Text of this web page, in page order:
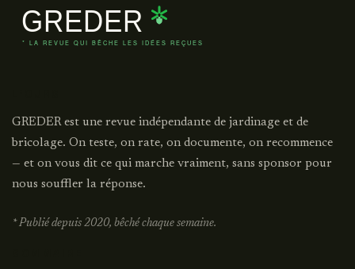
GREDER est une revue indépendante de jardinage et de
bricolage. On teste, on rate, on documente, on recommence
— et on vous dit ce qui marche vraiment, sans sponsor pour
nous souffler la réponse.
* Publié depuis 2020, bêché chaque semaine.